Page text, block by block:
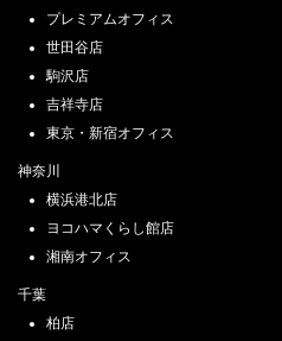
プレミアムオフィス
世田谷店
駒沢店
吉祥寺店
東京・新宿オフィス
千葉
柏店
神奈川
横浜港北店
ヨコハマくらし館店
湘南オフィス